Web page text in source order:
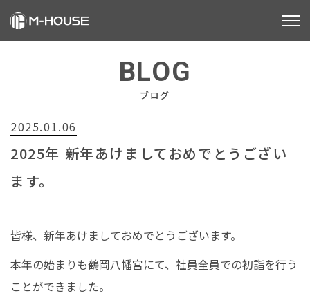
不動産事業
建築事業
お客様の声
会社情報
BLOG
ブログ
2025.01.06
2025年 新年あけましておめでとうござい
ます。
皆様、新年あけましておめでとうございます。
本年の始まりも鶴岡八幡宮にて、社員全員での初詣を行う
ことができました。